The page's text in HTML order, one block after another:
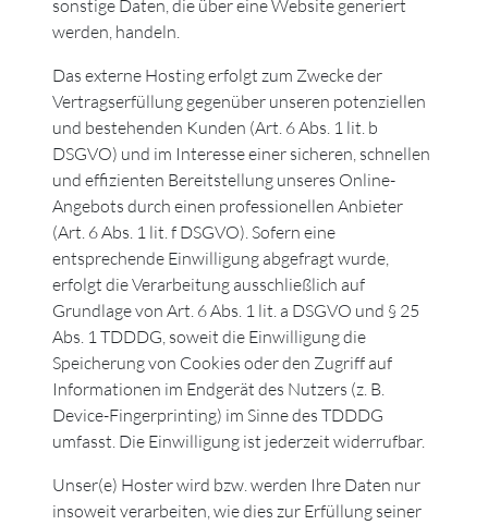
sonstige Daten, die über eine Website generiert
werden, handeln.
Das externe Hosting erfolgt zum Zwecke der
Vertragserfüllung gegenüber unseren potenziellen
und bestehenden Kunden (Art. 6 Abs. 1 lit. b
DSGVO) und im Interesse einer sicheren, schnellen
und effizienten Bereitstellung unseres Online-
Angebots durch einen professionellen Anbieter
(Art. 6 Abs. 1 lit. f DSGVO). Sofern eine
entsprechende Einwilligung abgefragt wurde,
erfolgt die Verarbeitung ausschließlich auf
Grundlage von Art. 6 Abs. 1 lit. a DSGVO und § 25
Abs. 1 TDDDG, soweit die Einwilligung die
Speicherung von Cookies oder den Zugriff auf
Informationen im Endgerät des Nutzers (z. B.
Device-Fingerprinting) im Sinne des TDDDG
umfasst. Die Einwilligung ist jederzeit widerrufbar.
Unser(e) Hoster wird bzw. werden Ihre Daten nur
insoweit verarbeiten, wie dies zur Erfüllung seiner